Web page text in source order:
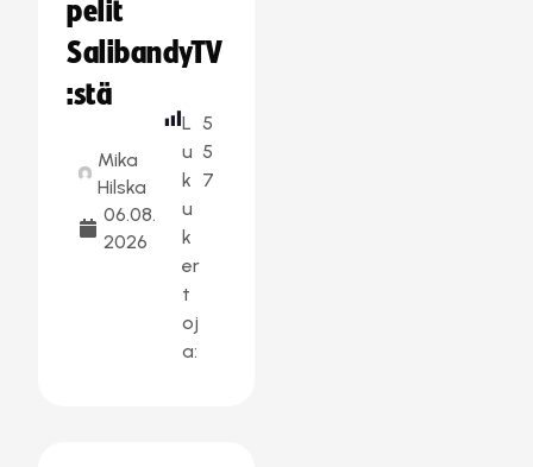
pelit
SalibandyTV
:stä
Mika
Hilska
06.08.
2026
L
u
k
u
k
er
t
oj
a:
5
5
7